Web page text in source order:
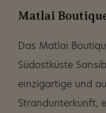
Matlai
Das Matlai
Südostküste
einzigartige und
Strandunterkunft,